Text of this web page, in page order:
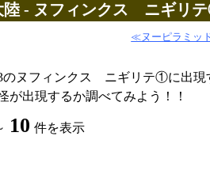
陸 - ヌフィンクス ニギリ
≪ヌーピラミッ
のヌフィンクス ニギリテ①に出現
が出現するか調べてみよう！！
10 件を表示